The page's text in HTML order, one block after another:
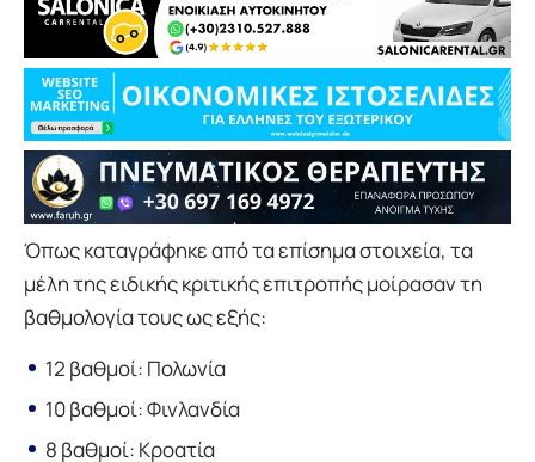
Όπως καταγράφηκε από τα επίσημα στοιχεία, τα
μέλη της ειδικής κριτικής επιτροπής μοίρασαν τη
βαθμολογία τους ως εξής:
12 βαθμοί: Πολωνία
10 βαθμοί: Φινλανδία
8 βαθμοί: Κροατία